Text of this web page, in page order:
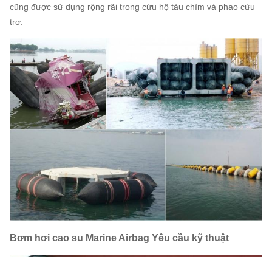
cũng được sử dụng rộng rãi trong cứu hộ tàu chìm và phao cứu
trợ.
Bơm hơi cao su Marine Airbag Yêu cầu kỹ thuật